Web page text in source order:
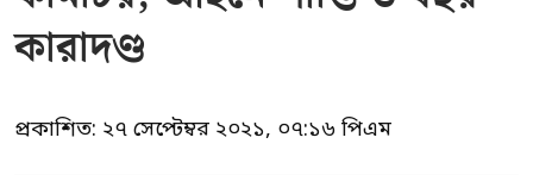
কারাদণ্ড
প্রকাশিত: ২৭ সেপ্টেম্বর ২০২১, ০৭:১৬ পিএম